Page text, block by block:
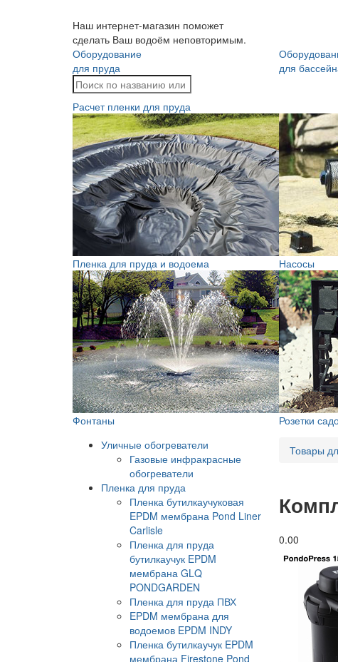
Наш интернет-магазин поможет
сделать Ваш водоём неповторимым.
Оборудование
для пруда
для
Расчет пленки для пруда
Пленка для пруда и водоема Насосы
Фонтаны Розетки
Уличные обогреватели
Газовые инфракрасные
обогреватели
Пленка для пруда
Пленка бутилкаучуковая
EPDM мембрана Pond Liner
Carlisle
Пленка для пруда
бутилкаучук EPDM
мембрана GLQ
PONDGARDEN
Пленка для пруда ПВХ
EPDM мембрана для
водоемов EPDM INDY
Пленка бутилкаучук EPDM
мембрана Firestone Pond
Товары
0.00